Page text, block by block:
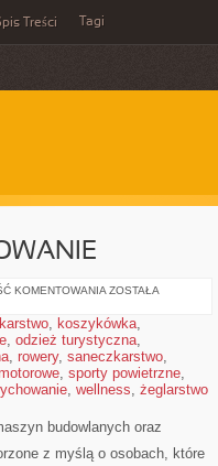
Treści Tagi
KOMENTOWANIA KOSZTORYSOWANIE
ZOSTAŁA
, koszykówka,
, odzież turystyczna,
, rowery, saneczkarstwo,
, sporty powietrzne,
, wellness, żeglarstwo
budowlanych oraz
z myślą o osobach, które